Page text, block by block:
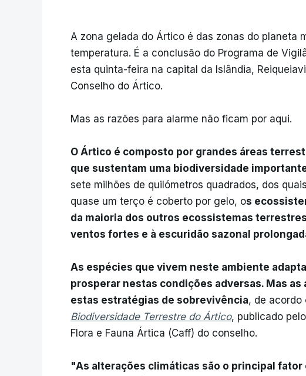
A zona gelada do Ártico é das zonas do planeta
temperatura. É a conclusão do Programa de
esta quinta-feira na capital da Islândia,
Conselho do Ártico.
Mas as razões para alarme não ficam por aqui.
O Ártico é composto por grandes áreas
que sustentam uma biodiversidade
sete milhões de quilómetros quadrados, dos
quase um terço é coberto por gelo, os
da maioria dos outros ecossistemas
ventos fortes e à escuridão sazonal
As espécies que vivem neste ambiente
prosperar nestas condições adversas. Mas
estas estratégias de sobrevivência, de acordo
Biodiversidade Terrestre do Ártico, publicado
Flora e Fauna Ártica (Caff) do conselho.
"As alterações climáticas são o principal